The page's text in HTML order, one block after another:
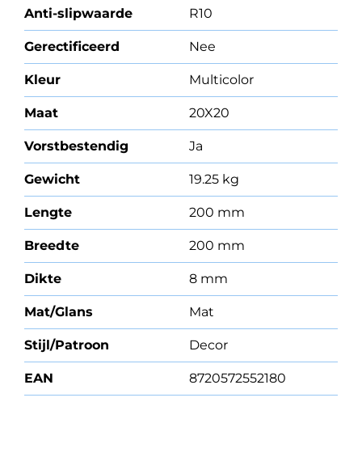
Anti-slipwaarde R10
Gerectificeerd Nee
Kleur Multicolor
Maat 20X20
Vorstbestendig Ja
Gewicht 19.25 kg
Lengte 200 mm
Breedte 200 mm
Dikte 8 mm
Mat/Glans Mat
Stijl/Patroon Decor
EAN 8720572552180